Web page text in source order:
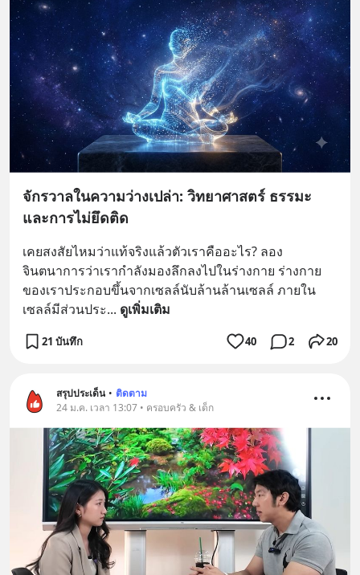
จักรวาลในความว่างเปล่า: วิทยาศาสตร์ ธรรมะ
และการไม่ยึดติด
เคยสงสัยไหมว่าแท้จริงแล้วตัวเราคืออะไร? ลอง
จินตนาการว่าเรากำลังมองลึกลงไปในร่างกาย ร่างกาย
ของเราประกอบขึ้นจากเซลล์นับล้านล้านเซลล์ ภายใน
เซลล์มีส่วนประ... ดูเพิ่มเติม
21 บันทึก 40 2 20
สรุปประเด็น • ติดตาม
24 ม.ค. เวลา 13:07 • ครอบครัว & เด็ก